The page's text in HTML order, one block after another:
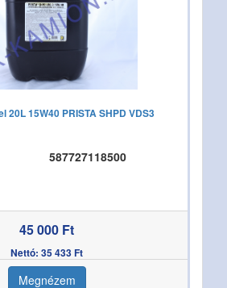
20L 15W40 PRISTA SHPD VDS3
587727118500
45 000 Ft
Nettó: 35 433 Ft
Megnézem